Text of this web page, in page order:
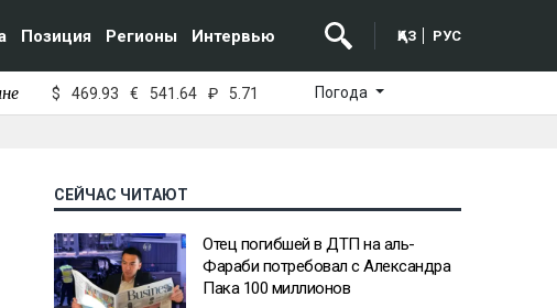
Позиция Регионы Интервью ҚАЗ РУС
$ 469.93 € 541.64 ₽ 5.71 Погода
СЕЙЧАС ЧИТАЮТ
Отец погибшей в ДТП на аль-
Фараби потребовал с Александра
Пака 100 миллионов